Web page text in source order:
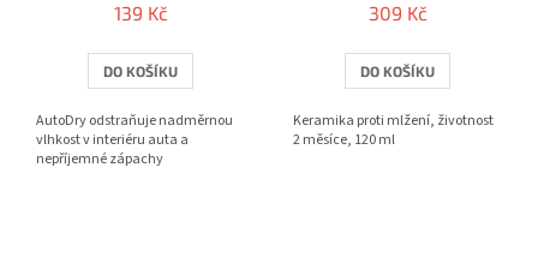
139 Kč
DO KOŠÍKU
AutoDry odstraňuje nadměrnou
vlhkost v interiéru auta a
nepříjemné zápachy
309 Kč
DO KOŠÍKU
Keramika proti mlžení, životnost
2 měsíce, 120 ml